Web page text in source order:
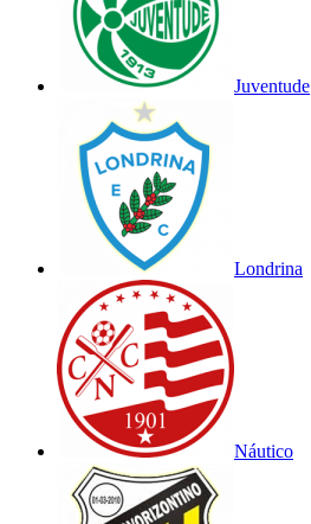
Juventude
Londrina
Náutico